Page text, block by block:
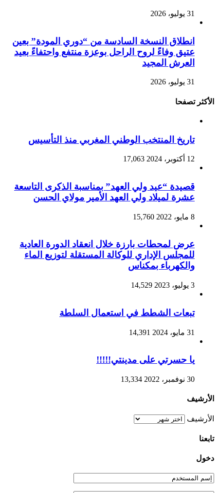
31 يوليو، 2026
انطلاق النسخة السادسة من “دوري المودة” بعين
عتيق وفاءً لروح الراحل بوعزة منتفع واحتفاءً بعيد
العرش المجيد
31 يوليو، 2026
الأكثر تصفحا
تاريخ المنتخب الوطني المغربي منذ التأسيس
12 أكتوبر، 2024 17,063
قصيدة “عيد ولي العهد” بمناسبة الذكرى التاسعة
عشرة لميلاد ولي العهد الأمير مولاي الحسن
8 مايو، 2022 15,760
عرض لمحطات بارزة خلال انعقاد الدورة العادية
للمجلس الإداري للوكالة المستقلة لتوزيع الماء
والكهرباء بمكناس
3 يوليو، 2023 14,529
تبعات الشطط في استعمال السلطة
31 مايو، 2024 14,391
يا حسرتي على مدينتي!!!!!
30 نوفمبر، 2022 13,334
الأرشيف
الأرشيف
تابعنا
دخول